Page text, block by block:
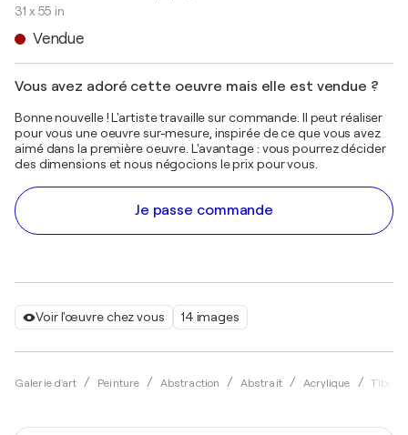
Voir l'œuvre chez vous 14 images
Galerie d'art Peinture Abstraction Abstrait Acrylique Tiberiu
31 x 55 in
Vendue
Vous avez adoré cette oeuvre mais elle est vendue ?
Bonne nouvelle ! L'artiste travaille sur commande. Il peut réaliser
pour vous une oeuvre sur-mesure, inspirée de ce que vous avez
aimé dans la première oeuvre. L'avantage : vous pourrez décider
des dimensions et nous négocions le prix pour vous.
Je passe commande